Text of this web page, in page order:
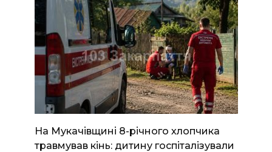
На Мукачівщині 8-річного хлопчика
травмував кінь: дитину госпіталізували